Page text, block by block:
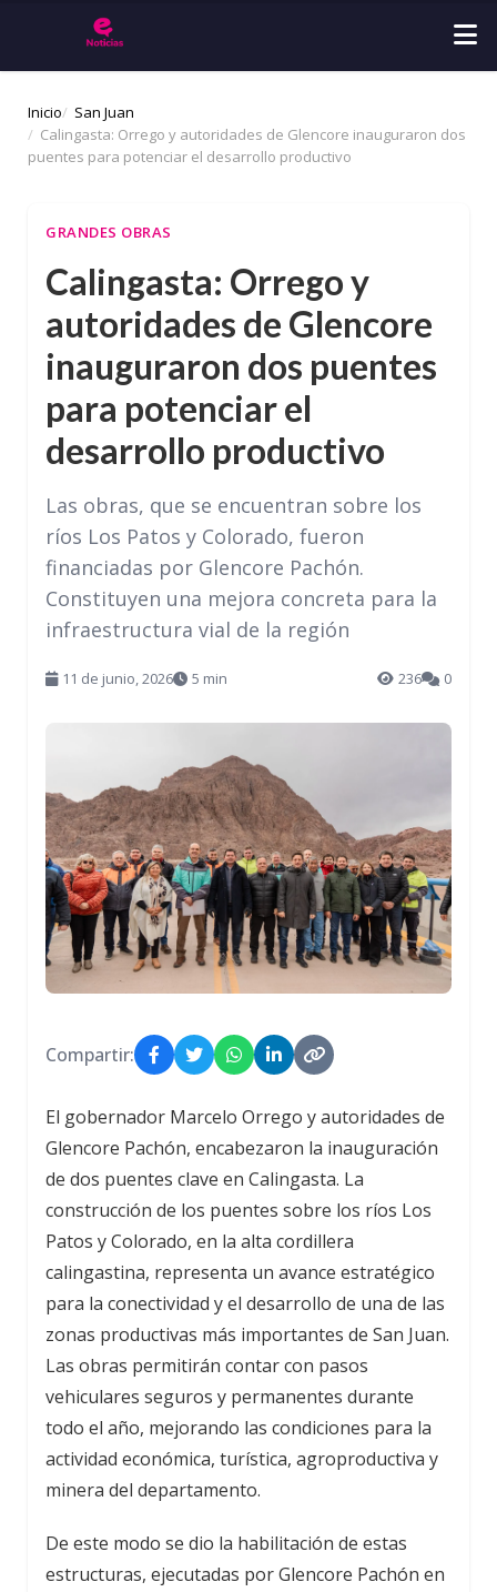
Inicio
San Juan
Calingasta: Orrego y autoridades de Glencore inauguraron dos
puentes para potenciar el desarrollo productivo
GRANDES OBRAS
Calingasta: Orrego y
autoridades de Glencore
inauguraron dos puentes
para potenciar el
desarrollo productivo
Las obras, que se encuentran sobre los
ríos Los Patos y Colorado, fueron
financiadas por Glencore Pachón.
Constituyen una mejora concreta para la
infraestructura vial de la región
11 de junio, 2026 5 min 236 0
Compartir:
El gobernador Marcelo Orrego y autoridades de
Glencore Pachón, encabezaron la inauguración
de dos puentes clave en Calingasta. La
construcción de los puentes sobre los ríos Los
Patos y Colorado, en la alta cordillera
calingastina, representa un avance estratégico
para la conectividad y el desarrollo de una de las
zonas productivas más importantes de San Juan.
Las obras permitirán contar con pasos
vehiculares seguros y permanentes durante
todo el año, mejorando las condiciones para la
actividad económica, turística, agroproductiva y
minera del departamento.
De este modo se dio la habilitación de estas
estructuras, ejecutadas por Glencore Pachón en